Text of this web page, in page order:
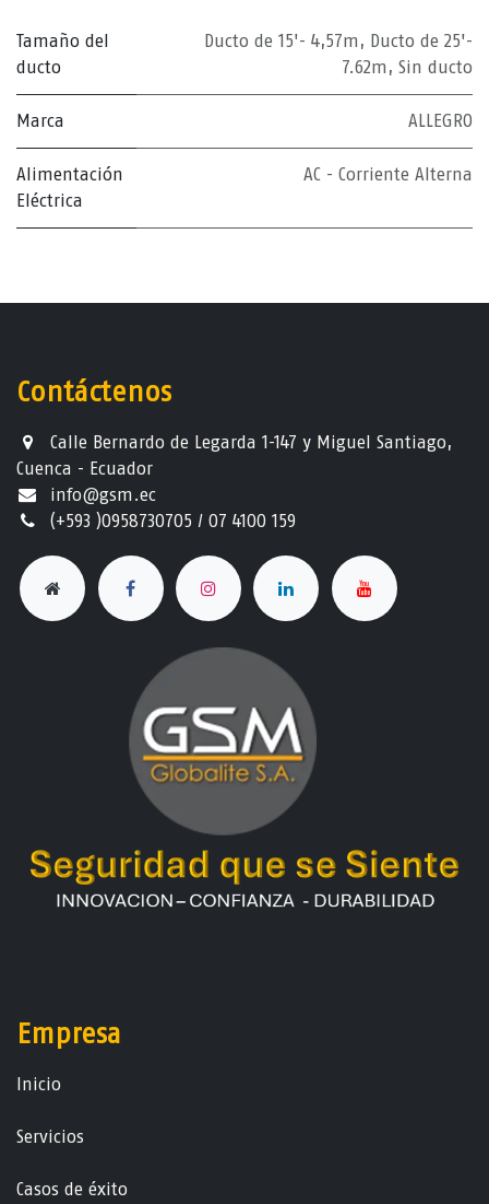
Tamaño del
ducto
Ducto de 15'- 4,57m , Ducto de 25'-
7.62m , Sin ducto
Marca ALLEGRO
Alimentación
Eléctrica
AC - Corriente Alterna
Contáctenos
Calle Bernardo de Legarda 1-147 y Miguel Santiago,
Cuenca - Ecuador
info@gsm.ec​
(+593 )0958730705 / 07 4100 159
Empresa
Ini​ci​o
Servicios
Casos de éxito